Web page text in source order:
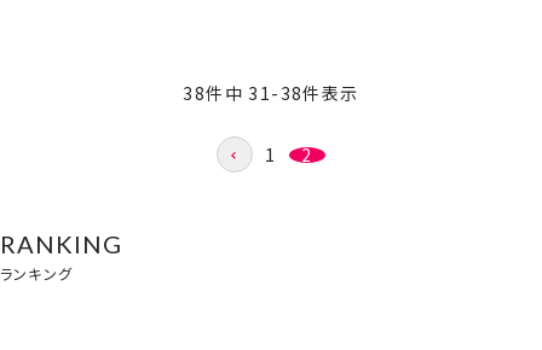
38件中 31- 38件表示
1 2
RANKING
ランキング